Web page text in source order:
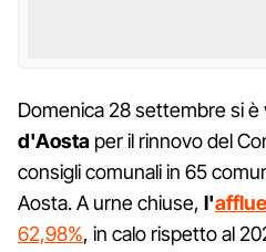
Domenica 28 settembre si
d'Aosta per il rinnovo del
consigli comunali in 65
Aosta. A urne chiuse, l'
62,98%, in calo rispetto al